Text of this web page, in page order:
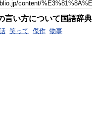
言い方について国語辞
笑って 傑作 物事